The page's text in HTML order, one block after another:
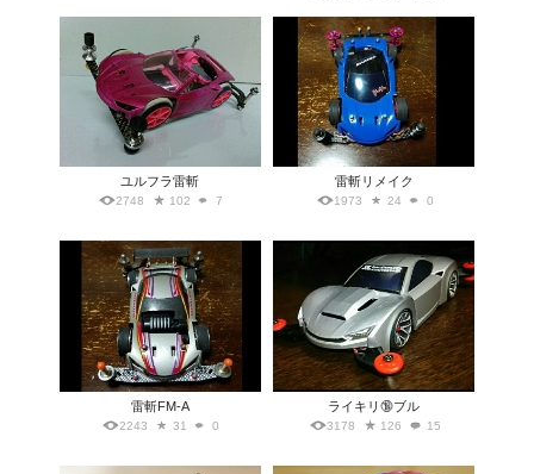
ユルフラ雷斬
2748 102 7
雷斬リメイク
1973 24 0
雷斬FM-A
2243 31 0
ライキリ🔞ブル
3178 126 15